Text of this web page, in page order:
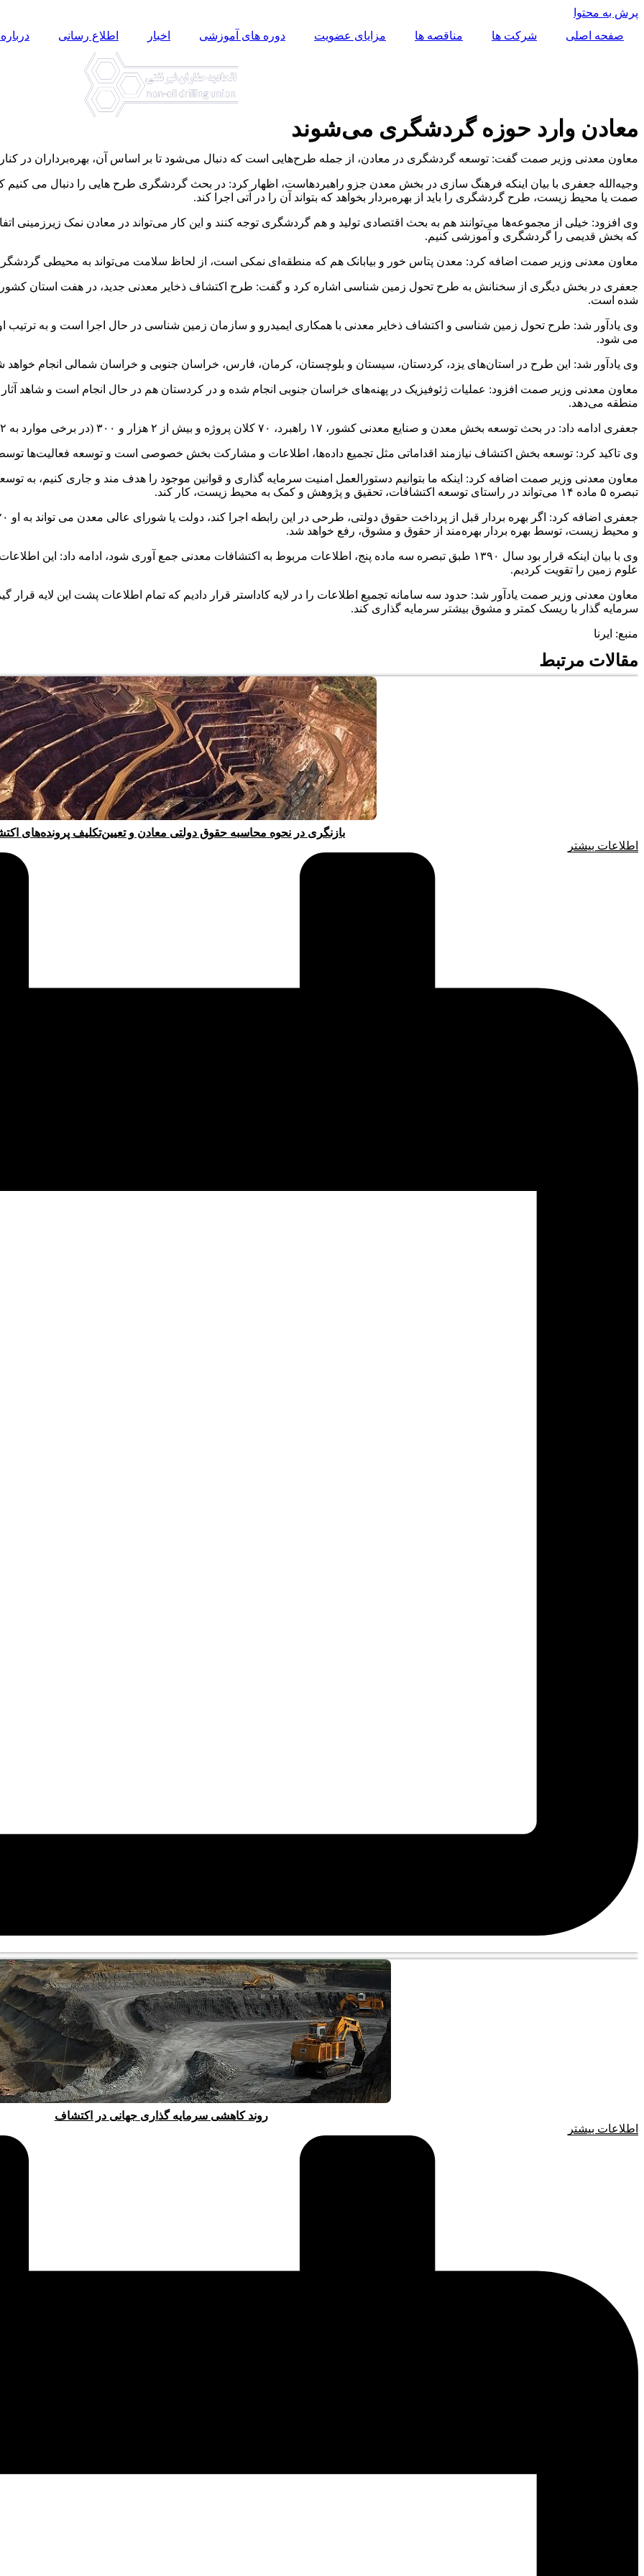
پرش به محتوا
صفحه اصلی
شرکت ها مناقصه ها مزایای عضویت دوره های آموزشی اخبار اطلاع رسانی
معادن وارد حوزه گردشگری می‌شوند
معاون معدنی وزیر صمت گفت: توسعه گردشگری در معادن، از جمله طرح‌هایی است که دنبال می‌شود تا بر اساس آن، بهره‌برداران در کنار
وجیه‌الله جعفری با بیان اینکه فرهنگ سازی در بخش معدن جزو راهبردهاست، اظهار کرد: در بحث گردشگری طرح هایی را دنبال می کنیم که
صمت یا محیط زیست، طرح گردشگری را باید از بهره‌بردار بخواهد که بتواند آن را در آتی اجرا کند.
وی افزود: خیلی از مجموعه‌ها می‌توانند هم به بحث اقتصادی تولید و هم گردشگری توجه کنند و این کار می‌تواند در معادن نمک زیرزمینی
که بخش قدیمی را گردشگری و آموزشی کنیم.
معاون معدنی وزیر صمت اضافه کرد: معدن پتاس خور و بیابانک هم که منطقه‌ای نمکی است، از لحاظ سلامت می‌تواند به محیطی
شده است.
وی یادآور شد: طرح تحول زمین شناسی و اکتشاف ذخایر معدنی با همکاری ایمیدرو و سازمان زمین شناسی در حال اجرا است و به ترتیب
می شود.
وی یادآور شد: این طرح در استان‌های یزد، کردستان، سیستان و بلوچستان، کرمان، فارس، خراسان جنوبی و خراسان شمالی انجام خواهد
معاون معدنی وزیر صمت افزود: عملیات ژئوفیزیک در پهنه‌های خراسان جنوبی انجام شده و در کردستان هم در حال انجام است و شاهد آثار
منطقه می‌دهد.
جعفری ادامه داد: در بحث توسعه بخش معدن و صنایع معدنی کشور، ۱۷ راهبرد، ۷۰ کلان پروژه و بیش از ۲ هزار و ۳۰۰ (در برخی موارد به ۲ هزار و ۵۰۰ مورد نیز می‌رسد) برنامه عملیاتی تدوین شده است.
وی تاکید کرد: توسعه بخش اکتشاف نیازمند اقداماتی مثل تجمیع داده‌ها، اطلاعات و مشارکت بخش خصوصی است و توسعه فعالیت‌ها
معاون معدنی وزیر صمت اضافه کرد: اینکه ما بتوانیم دستورالعمل امنیت سرمایه گذاری و قوانین موجود را هدف مند و جاری کنیم، به
تبصره ۵ ماده ۱۴ می‌تواند در راستای توسعه اکتشافات، تحقیق و پژوهش و کمک به محیط زیست، کار کند.
و محیط زیست، توسط بهره بردار بهره‌مند از حقوق و مشوق، رفع خواهد شد.
وی با بیان اینکه قرار بود سال ۱۳۹۰ طبق تبصره سه ماده پنج، اطلاعات مربوط به اکتشافات معدنی جمع آوری شود، ادامه
علوم زمین را تقویت کردیم.
معاون معدنی وزیر صمت یادآور شد: حدود سه سامانه تجمیع اطلاعات را در لایه کاداستر قرار دادیم که تمام اطلاعات پشت این لایه
سرمایه گذار با ریسک کمتر و مشوق بیشتر سرمایه گذاری کند.
منبع: ایرنا
مقالات مرتبط
بازنگری در نحوه محاسبه حقوق دولتی معادن و تعیین‌تکلیف پرونده‌های
اطلاعات بیشتر
روند کاهشی سرمایه گذاری جهانی در اکتشاف
اطلاعات بیشتر